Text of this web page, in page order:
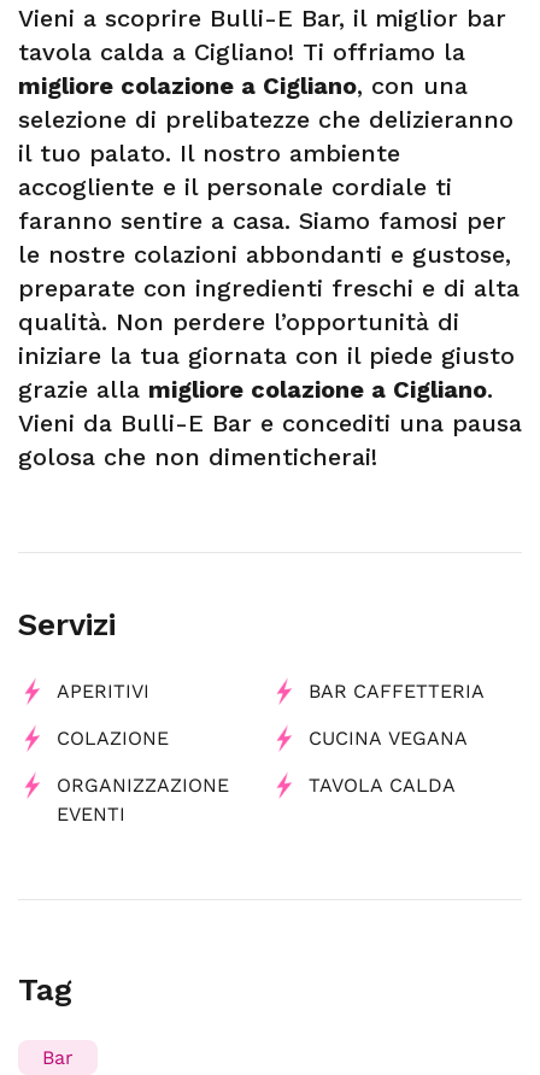
Vieni a scoprire Bulli-E Bar, il miglior bar
tavola calda a Cigliano! Ti offriamo la
migliore colazione a Cigliano, con una
selezione di prelibatezze che delizieranno
il tuo palato. Il nostro ambiente
accogliente e il personale cordiale ti
faranno sentire a casa. Siamo famosi per
le nostre colazioni abbondanti e gustose,
preparate con ingredienti freschi e di alta
qualità. Non perdere l’opportunità di
iniziare la tua giornata con il piede giusto
grazie alla migliore colazione a Cigliano.
Vieni da Bulli-E Bar e concediti una pausa
golosa che non dimenticherai!
Servizi
APERITIVI BAR CAFFETTERIA
COLAZIONE CUCINA VEGANA
ORGANIZZAZIONE
EVENTI
TAVOLA CALDA
Tag
Bar